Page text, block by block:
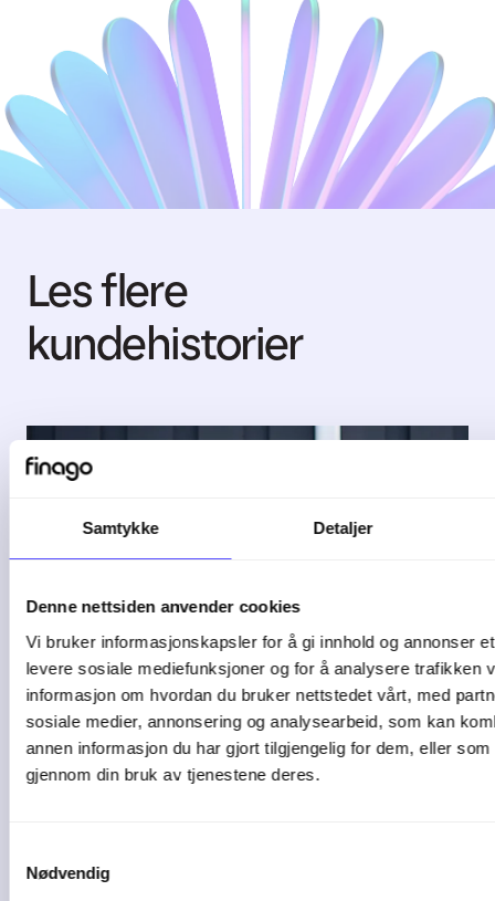
Samtykke Detaljer
Denne nettsiden anvender cookies
Vi bruker informasjonskapsler for å gi innhold og annonser
levere sosiale mediefunksjoner og for å analysere trafikken
informasjon om hvordan du bruker nettstedet vårt, med
sosiale medier, annonsering og analysearbeid, som kan
annen informasjon du har gjort tilgjengelig for dem, eller
gjennom din bruk av tjenestene deres.
Nødvendig
Les flere
kundehistorier
Sparer ukers arbeid